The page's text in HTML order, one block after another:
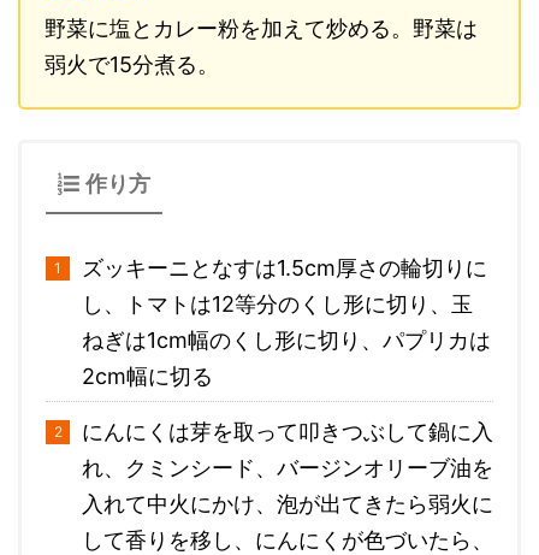
野菜に塩とカレー粉を加えて炒める。野菜は
弱火で15分煮る。
作り方
ズッキーニとなすは1.5cm厚さの輪切りに
し、トマトは12等分のくし形に切り、玉
ねぎは1cm幅のくし形に切り、パプリカは
2cm幅に切る
にんにくは芽を取って叩きつぶして鍋に入
れ、クミンシード、バージンオリーブ油を
入れて中火にかけ、泡が出てきたら弱火に
して香りを移し、にんにくが色づいたら、